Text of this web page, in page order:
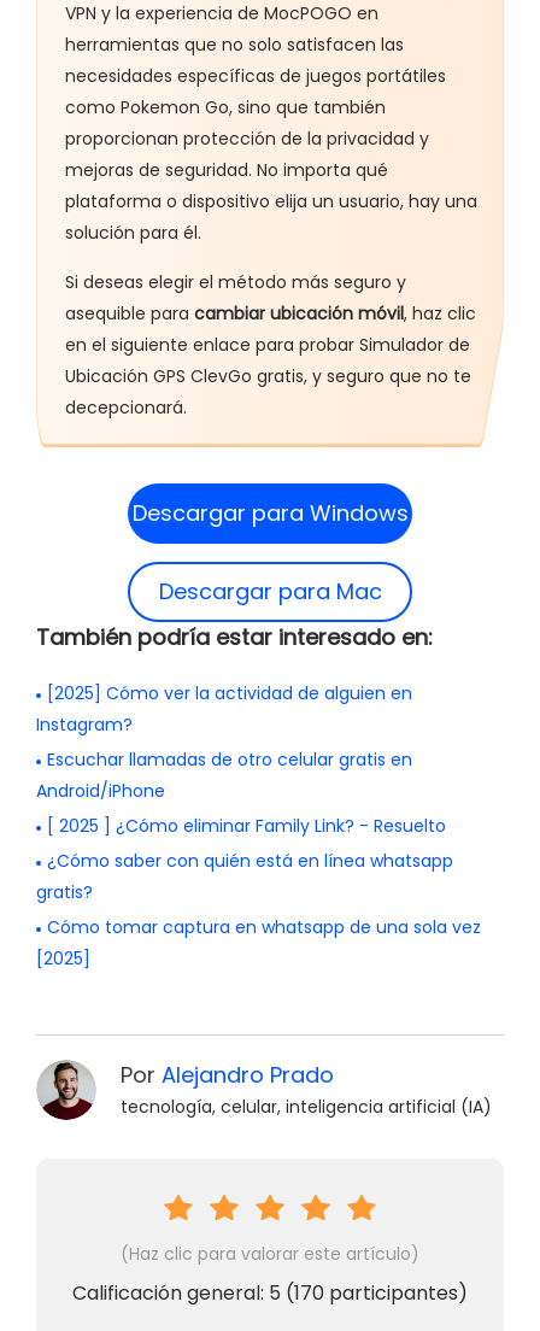
VPN y la experiencia de MocPOGO en
herramientas que no solo satisfacen las
necesidades específicas de juegos portátiles
como Pokemon Go, sino que también
proporcionan protección de la privacidad y
mejoras de seguridad. No importa qué
plataforma o dispositivo elija un usuario, hay una
solución para él.
Si deseas elegir el método más seguro y
asequible para cambiar ubicación móvil, haz clic
en el siguiente enlace para probar Simulador de
Ubicación GPS ClevGo gratis, y seguro que no te
decepcionará.
Descargar para Windows
Descargar para Mac
También podría estar interesado en:
[2025] Cómo ver la actividad de alguien en
Instagram?
Escuchar llamadas de otro celular gratis en
Android/iPhone
[ 2025 ] ¿Cómo eliminar Family Link? - Resuelto
¿Cómo saber con quién está en línea whatsapp
gratis?
Cómo tomar captura en whatsapp de una sola vez
[2025]
Por Alejandro Prado
tecnología, celular, inteligencia artificial (IA)
(Haz clic para valorar este artículo)
Calificación general: 5 (170 participantes)